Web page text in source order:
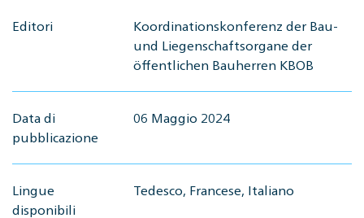
Editori
Koordinationskonferenz der Bau-
und Liegenschaftsorgane der
öffentlichen Bauherren KBOB
Data di
pubblicazione
06 Maggio 2024
Lingue
disponibili
Tedesco, Francese, Italiano